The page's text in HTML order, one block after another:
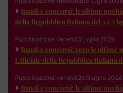
Bandi e concorsi: le ultime
della Repubblica Italiana del 3 e 7
Pubblicazione: venerdì 3 Luglio 2026
Bandi e concorsi: ecco le ultime
Ufficiale della Repubblica Italiana
Pubblicazione: venerdì 26 Giugno 2026
Bandi e concorsi: le ultime